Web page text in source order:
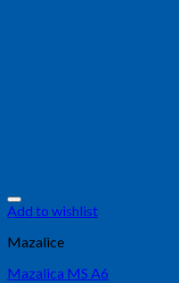
Add to wishlist
Mazalice
Mazalica MS A6